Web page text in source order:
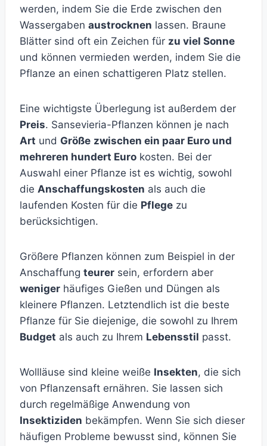
werden, indem Sie die Erde zwischen den
Wassergaben austrocknen lassen. Braune
Blätter sind oft ein Zeichen für zu viel Sonne
und können vermieden werden, indem Sie die
Pflanze an einen schattigeren Platz stellen.
Eine wichtigste Überlegung ist außerdem der
Preis. Sansevieria-Pflanzen können je nach
Art und Größe zwischen ein paar Euro und
mehreren hundert Euro kosten. Bei der
Auswahl einer Pflanze ist es wichtig, sowohl
die Anschaffungskosten als auch die
laufenden Kosten für die Pflege zu
berücksichtigen.
Größere Pflanzen können zum Beispiel in der
Anschaffung teurer sein, erfordern aber
weniger häufiges Gießen und Düngen als
kleinere Pflanzen. Letztendlich ist die beste
Pflanze für Sie diejenige, die sowohl zu Ihrem
Budget als auch zu Ihrem Lebensstil passt.
Wollläuse sind kleine weiße Insekten, die sich
von Pflanzensaft ernähren. Sie lassen sich
durch regelmäßige Anwendung von
Insektiziden bekämpfen. Wenn Sie sich dieser
häufigen Probleme bewusst sind, können Sie